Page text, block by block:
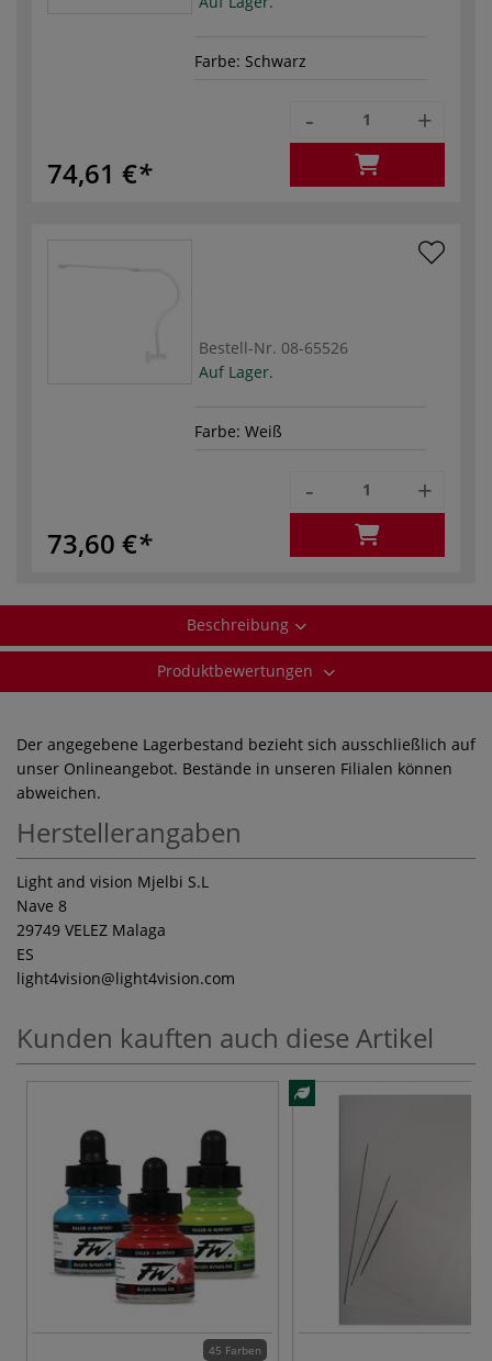
Farbe: Schwarz
74,61 €
- +
Bestell-Nr. 08-65526
Auf Lager.
Farbe: Weiß
73,60 €
- +
Beschreibung
Produktbewertungen
Der angegebene Lagerbestand bezieht sich ausschließlich auf
unser Onlineangebot. Bestände in unseren Filialen können
abweichen.
Herstellerangaben
Light and vision Mjelbi S.L
Nave 8
29749 VELEZ Malaga
ES
light4vision@light4vision.com
Kunden kauften auch diese Artikel
45 Farben